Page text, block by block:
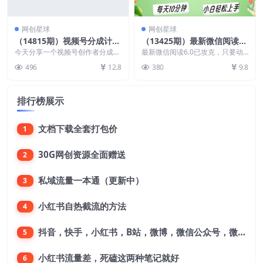
网创星球
（14815期）视频号分成计
划，全网最暴力玩法，新手一
天也能轻松500+
今天分享一个视频号创作者分成计
感故事赛道，...
496 12.8
网创星球
（13425期）最新微信阅读6.
0，每日5分钟，单号利润200
+，可批量放大操作，简单0
成本
最新微信阅读6.0已攻克，只要动
变现项目，小白当天...
380 9.8
排行榜展示
1 文档下载全套打包价
2 30G网创资源全面赠送
3 私域流量一本通（更新中）
4 小红书自热截流的方法
5 抖音，快手，小红书，B站，微博，微信公众号，微信视频号。每一个平台，都是不一样的机会，对应不一样的赚钱思路
6 小红书流量差，死磕这两种笔记就好